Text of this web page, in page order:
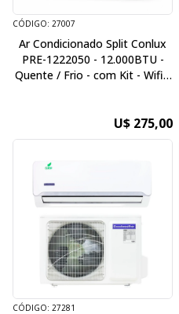
CÓDIGO: 27007
Ar Condicionado Split Conlux
PRE-1222050 - 12.000BTU -
Quente / Frio - com Kit - Wifi -
U$ 275,00
CÓDIGO: 27281